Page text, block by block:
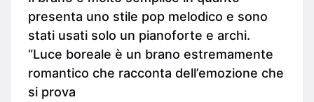
presenta uno stile pop melodico e sono
stati usati solo un pianoforte e archi.
“Luce boreale è un brano estremamente
romantico che racconta dell’emozione che
si prova